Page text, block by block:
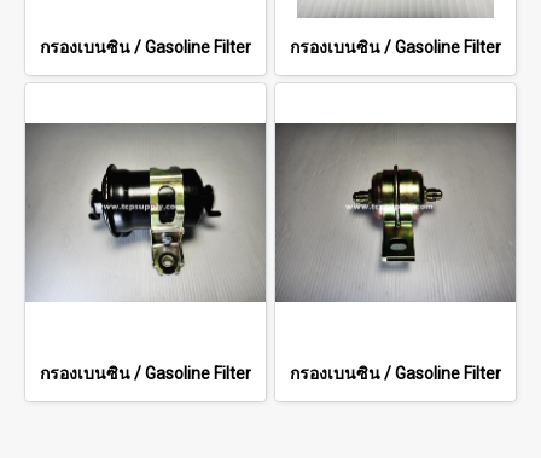
กรองเบนซิน / Gasoline Filter กรองเบนซิน / Gasoline Filter
กรองเบนซิน / Gasoline Filter กรองเบนซิน / Gasoline Filter